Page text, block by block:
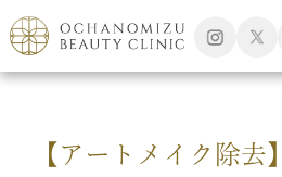
TOP アートメイク
【アートメイク除去